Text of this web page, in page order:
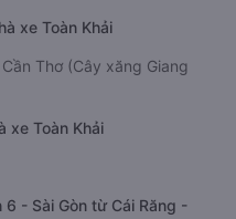
xe Toàn Khải
Thơ (Cây xăng Giang
xe Toàn Khải
- Sài Gòn từ Cái Răng -